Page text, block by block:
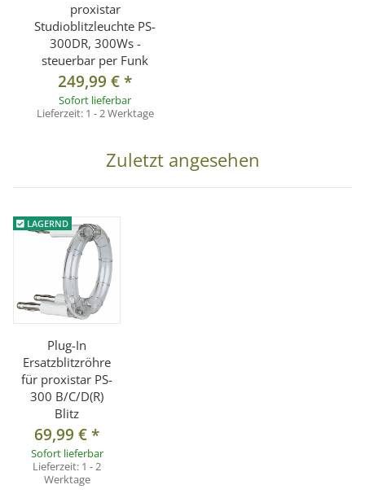
proxistar
Studioblitzleuchte PS-
300DR, 300Ws -
steuerbar per Funk
249,99 €*
Sofort lieferbar
Lieferzeit: 1 - 2 Werktage
Zuletzt angesehen
LAGERND
Plug-In
Ersatzblitzröhre
für proxistar PS-
300 B/C/D(R)
Blitz
69,99 €*
Sofort lieferbar
Lieferzeit: 1 - 2
Werktage